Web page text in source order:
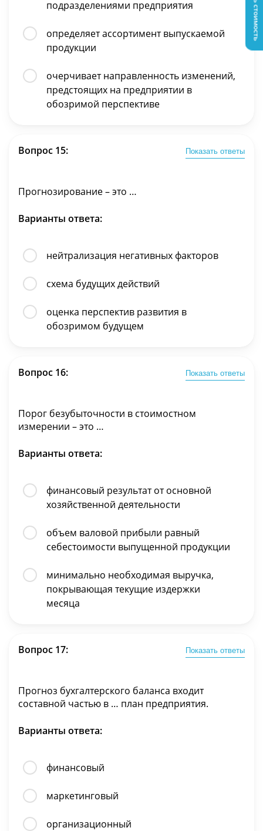
подразделениями предприятия
определяет ассортимент выпускаемой
продукции
очерчивает направленность изменений,
предстоящих на предприятии в
обозримой перспективе
Вопрос 15: Показать ответы
Прогнозирование – это …
Варианты ответа:
нейтрализация негативных факторов
схема будущих действий
оценка перспектив развития в
обозримом будущем
Вопрос 16: Показать ответы
Порог безубыточности в стоимостном
измерении – это …
Варианты ответа:
финансовый результат от основной
хозяйственной деятельности
объем валовой прибыли равный
себестоимости выпущенной продукции
минимально необходимая выручка,
покрывающая текущие издержки
месяца
Вопрос 17: Показать ответы
Прогноз бухгалтерского баланса входит
составной частью в … план предприятия.
Варианты ответа:
финансовый
маркетинговый
организационный